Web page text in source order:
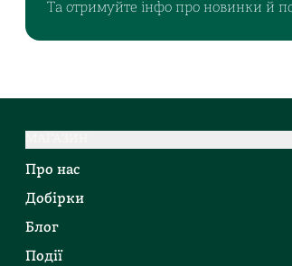
Та отримуйте інфо про новинки й
Про нас
Добірки
Блог
Події